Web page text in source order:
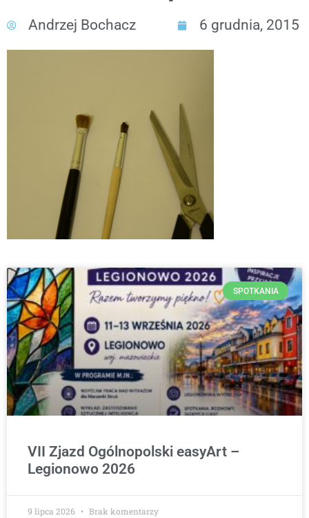
Andrzej Bochacz 6 grudnia, 2015
SPOTKANIA
VII Zjazd Ogólnopolski easyArt –
Legionowo 2026
9 lipca 2026 Brak komentarzy